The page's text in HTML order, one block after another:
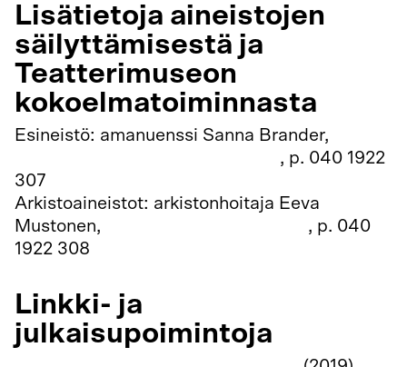
Lisätietoja aineistojen
säilyttämisestä ja
Teatterimuseon
kokoelmatoiminnasta
Esineistö: amanuenssi Sanna Brander,
, p. 040 1922
307
Arkistoaineistot: arkistonhoitaja Eeva
Mustonen,
, p. 040
1922 308
Linkki- ja
julkaisupoimintoja